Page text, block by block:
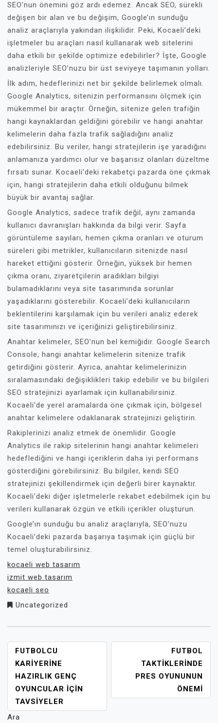
SEO’nun önemini göz ardı edemez. Ancak SEO, sürekli
değişen bir alan ve bu değişim, Google’ın sunduğu
analiz araçlarıyla yakından ilişkilidir. Peki, Kocaeli’deki
işletmeler bu araçları nasıl kullanarak web sitelerini
daha etkili bir şekilde optimize edebilirler? İşte, Google
analizleriyle SEO’nuzu bir üst seviyeye taşımanın yolları.
İlk adım, hedeflerinizi net bir şekilde belirlemek olmalı.
Google Analytics, sitenizin performansını ölçmek için
mükemmel bir araçtır. Örneğin, sitenize gelen trafiğin
hangi kaynaklardan geldiğini görebilir ve hangi anahtar
kelimelerin daha fazla trafik sağladığını analiz
edebilirsiniz. Bu veriler, hangi stratejilerin işe yaradığını
anlamanıza yardımcı olur ve başarısız olanları düzeltme
fırsatı sunar. Kocaeli’deki rekabetçi pazarda öne çıkmak
için, hangi stratejilerin daha etkili olduğunu bilmek
büyük bir avantaj sağlar.
Google Analytics, sadece trafik değil, aynı zamanda
kullanıcı davranışları hakkında da bilgi verir. Sayfa
görüntüleme sayıları, hemen çıkma oranları ve oturum
süreleri gibi metrikler, kullanıcıların sitenizde nasıl
hareket ettiğini gösterir. Örneğin, yüksek bir hemen
çıkma oranı, ziyaretçilerin aradıkları bilgiyi
bulamadıklarını veya site tasarımında sorunlar
yaşadıklarını gösterebilir. Kocaeli’deki kullanıcıların
beklentilerini karşılamak için bu verileri analiz ederek
site tasarımınızı ve içeriğinizi geliştirebilirsiniz.
Anahtar kelimeler, SEO’nun bel kemiğidir. Google Search
Console, hangi anahtar kelimelerin sitenize trafik
getirdiğini gösterir. Ayrıca, anahtar kelimelerinizin
sıralamasındaki değişiklikleri takip edebilir ve bu bilgileri
SEO stratejinizi ayarlamak için kullanabilirsiniz.
Kocaeli’de yerel aramalarda öne çıkmak için, bölgesel
anahtar kelimelere odaklanarak stratejinizi geliştirin.
Rakiplerinizi analiz etmek de önemlidir. Google
Analytics ile rakip sitelerinin hangi anahtar kelimeleri
hedeflediğini ve hangi içeriklerin daha iyi performans
gösterdiğini görebilirsiniz. Bu bilgiler, kendi SEO
stratejinizi şekillendirmek için değerli birer kaynaktır.
Kocaeli’deki diğer işletmelerle rekabet edebilmek için bu
verileri kullanarak özgün ve etkili içerikler oluşturun.
Google’ın sunduğu bu analiz araçlarıyla, SEO’nuzu
Kocaeli’deki pazarda başarıya taşımak için güçlü bir
temel oluşturabilirsiniz.
kocaeli web tasarım
izmit web tasarım
kocaeli seo
Uncategorized
YAZI
GEZINMESI
FUTBOLCU
KARIYERINE
HAZIRLIK GENÇ
OYUNCULAR İÇIN
TAVSIYELER
FUTBOL
TAKTIKLERINDE
PRES OYUNUNUN
ÖNEMI
Ara